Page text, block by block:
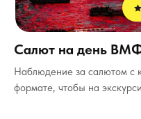
Наблюдение за салютом с
формате, чтобы на
Салют на день